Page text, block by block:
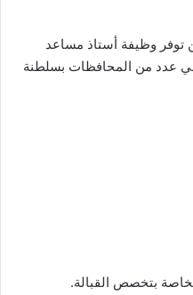
توفر وظيفة أستاذ مساعد
في عدد من المحافظات بسلطنة
بتخصص القبالة.